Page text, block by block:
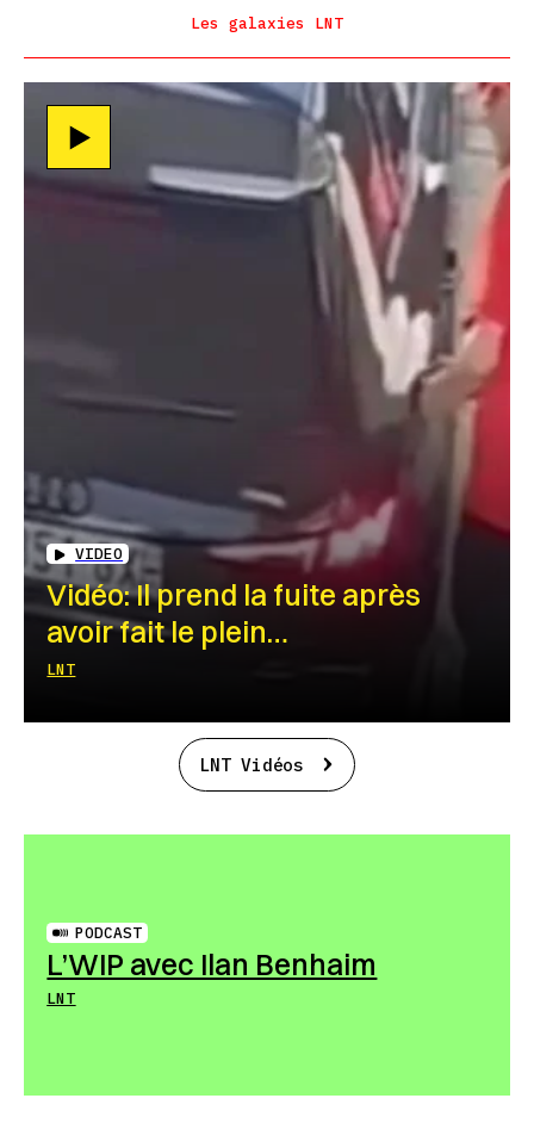
Les galaxies LNT
VIDEO
Vidéo: Il prend la fuite après
avoir fait le plein…
LNT
LNT Vidéos
PODCAST
L’WIP avec Ilan Benhaim
LNT